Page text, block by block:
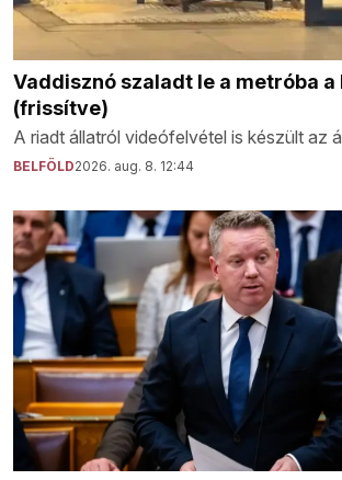
Vaddisznó szaladt le a metróba a
(frissítve)
A riadt állatról videófelvétel is készült az
BELFÖLD2026. aug. 8. 12:44